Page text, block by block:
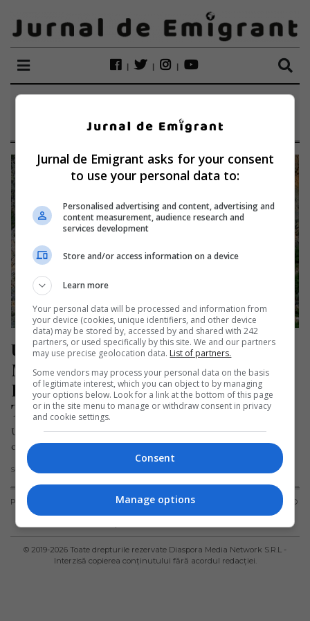
ATHOS
Un tânăr român a fost găsit mort pe
Muntele Athos cu o icoană în mână.
Era absolvent al Facultății de
Teologie
Un tânăr român în vârstă de 28 de ani, care absolvise de
curând Facultatea de Teologie din București, a fost…
Scris de Daniela Stoica
PUBLICITATE
POLITICA DE
POLITICA PRIVIND
© 2019-2026 Toate drepturile rezervate Diaspora Media Network S.R.L -
Interzisă copierea conținutului fără acordul redacției.
Jurnal de Emigrant asks for your consent
to use your personal data to:
Personalised advertising and content, advertising and
content measurement, audience research and
services development
Store and/or access information on a device
Learn more
Your personal data will be processed and information from
your device (cookies, unique identifiers, and other device
data) may be stored by, accessed by and shared with 242
partners, or used specifically by this site. We and our partners
may use precise geolocation data. List of partners.
Some vendors may process your personal data on the basis
of legitimate interest, which you can object to by managing
your options below. Look for a link at the bottom of this page
or in the site menu to manage or withdraw consent in privacy
and cookie settings.
Consent
Manage options